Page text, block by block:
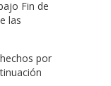
Fin de
las
por